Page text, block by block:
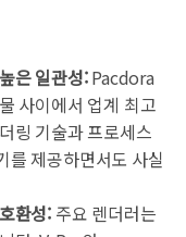
은 일관성:Pacdora
사이에서 업계 최고
링 기술과 프로세스
를 제공하면서도 사실
환성:주요 렌더러는